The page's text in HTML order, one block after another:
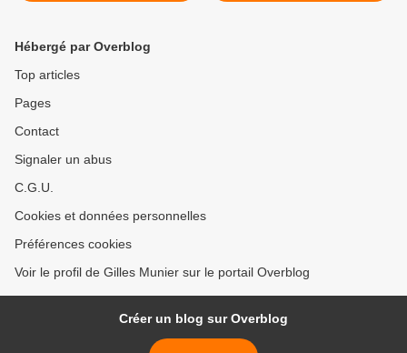
Hébergé par Overblog
Top articles
Pages
Contact
Signaler un abus
C.G.U.
Cookies et données personnelles
Préférences cookies
Voir le profil de Gilles Munier sur le portail Overblog
Créer un blog sur Overblog